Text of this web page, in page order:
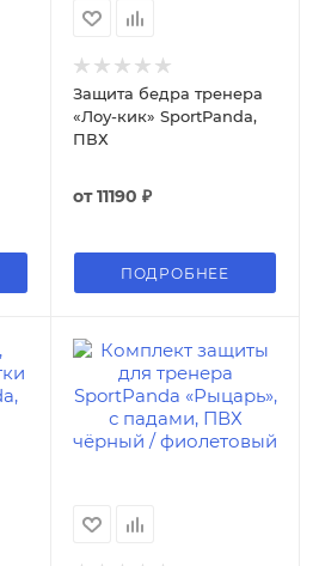
Защита бедра тренера
«Лоу-кик» SportPanda,
ПВХ
от11190 ₽
ПОДРОБНЕЕ